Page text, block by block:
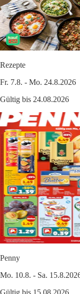
Rezepte
Fr. 7.8. - Mo. 24.8.2026
Gültig bis 24.08.2026
Penny
Mo. 10.8. - Sa.
Gültig bis 15.08.2026